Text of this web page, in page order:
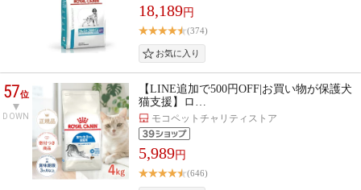
18,189円
(374)
57位
DOWN
【LINE追加で500円OFF|お買い物が保護犬
猫支援】ロ…
モコペットチャリティストア
5,989円
(646)